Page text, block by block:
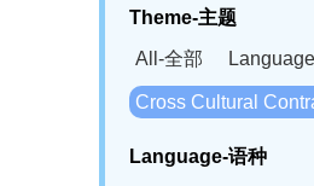
Theme-主题
All-全部
Cross Cultural
Language-语种